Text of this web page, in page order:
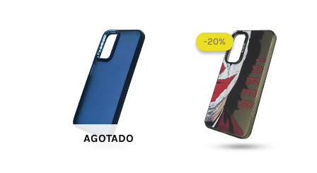
AGOTADO
-20%
-20%
precio
original
era:
$ 60.000.